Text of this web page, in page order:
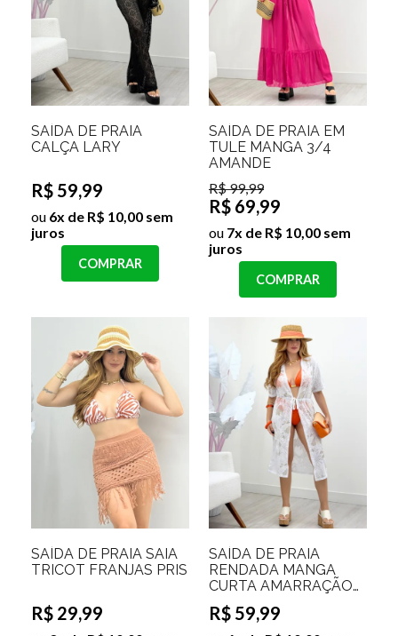
SAÍDA DE PRAIA
CALÇA LARY
R$ 59,99
ou 6x de R$ 10,00 sem
juros
COMPRAR
SAÍDA DE PRAIA EM
TULE MANGA 3/4
AMANDE
R$ 99,99
R$ 69,99
ou 7x de R$ 10,00 sem
juros
COMPRAR
SAÍDA DE PRAIA SAIA
TRICOT FRANJAS PRIS
R$ 29,99
SAÍDA DE PRAIA
RENDADA MANGA
CURTA AMARRAÇÃO
LAURIN
R$ 59,99